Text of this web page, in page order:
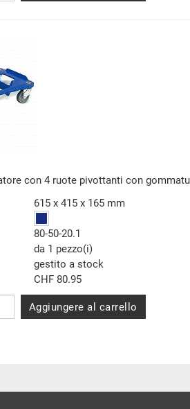
con 4 ruote pivottanti con
615 x 415 x 165 mm
80-50-20.1
da 1 pezzo(i)
gestito a stock
CHF 80.95
Aggiungere al carrello